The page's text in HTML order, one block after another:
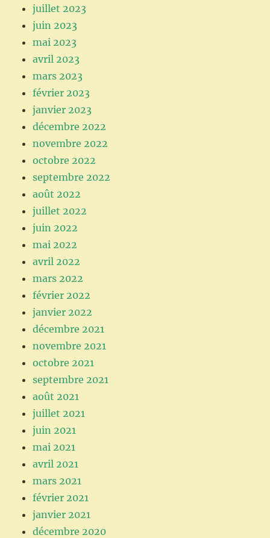
juillet 2023
juin 2023
mai 2023
avril 2023
mars 2023
février 2023
janvier 2023
décembre 2022
novembre 2022
octobre 2022
septembre 2022
août 2022
juillet 2022
juin 2022
mai 2022
avril 2022
mars 2022
février 2022
janvier 2022
décembre 2021
novembre 2021
octobre 2021
septembre 2021
août 2021
juillet 2021
juin 2021
mai 2021
avril 2021
mars 2021
février 2021
janvier 2021
décembre 2020